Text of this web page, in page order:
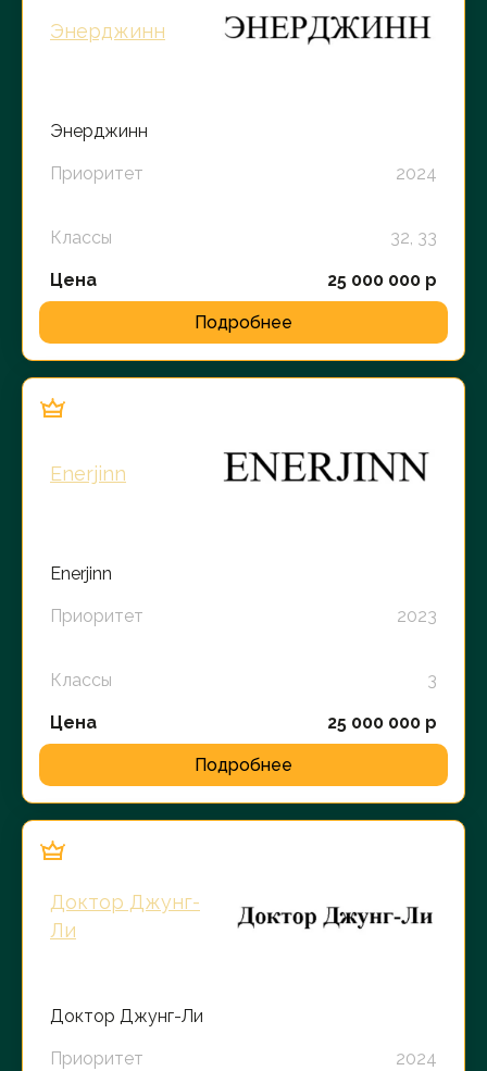
Энерджинн
Энерджинн
Приоритет 2024
Классы 32, 33
Цена 25 000 000 р
Подробнее
Enerjinn
Enerjinn
Приоритет 2023
Классы 3
Цена 25 000 000 р
Подробнее
Доктор Джунг-
Ли
Доктор Джунг-Ли
Приоритет 2024